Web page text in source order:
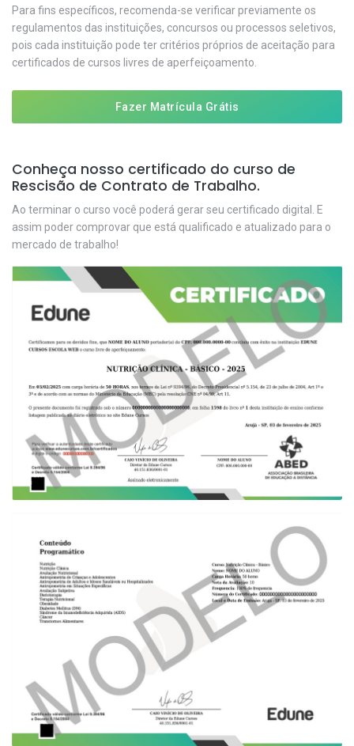
Para fins específicos, recomenda-se verificar previamente os
regulamentos das instituições, concursos ou processos seletivos,
pois cada instituição pode ter critérios próprios de aceitação para
certificados de cursos livres de aperfeiçoamento.
Fazer Matrícula Grátis
Conheça nosso certificado do curso de
Rescisão de Contrato de Trabalho.
Ao terminar o curso você poderá gerar seu certificado digital. E
assim poder comprovar que está qualificado e atualizado para o
mercado de trabalho!